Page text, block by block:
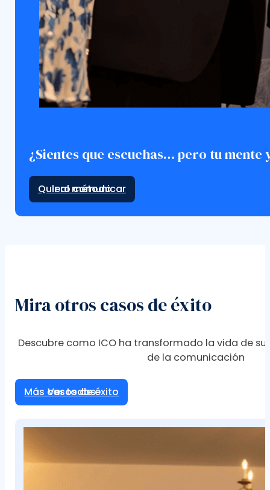
¿Sientes que escuchas… pero tu mente
Ir al método
Mira otros casos de éxito
Descubre como ICO ha transformado la vida de
de la comunicación
Más casos de éxito